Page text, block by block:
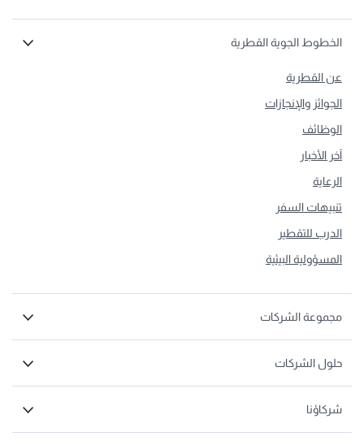
الخطوط الجوية القطرية
عن القطرية
الجوائز والإنجازات
الوظائف
آخر الأخبار
الرعاية
تنبيهات السفر
الدرب للتقطير
المسؤولية البيئية
مجموعة الشركات
حلول الشركات
شركاؤنا